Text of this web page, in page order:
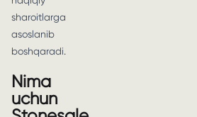
sharoitlarga
asoslanib
boshqaradi.
Nima
uchun